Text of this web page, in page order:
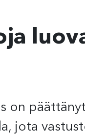
on
jota